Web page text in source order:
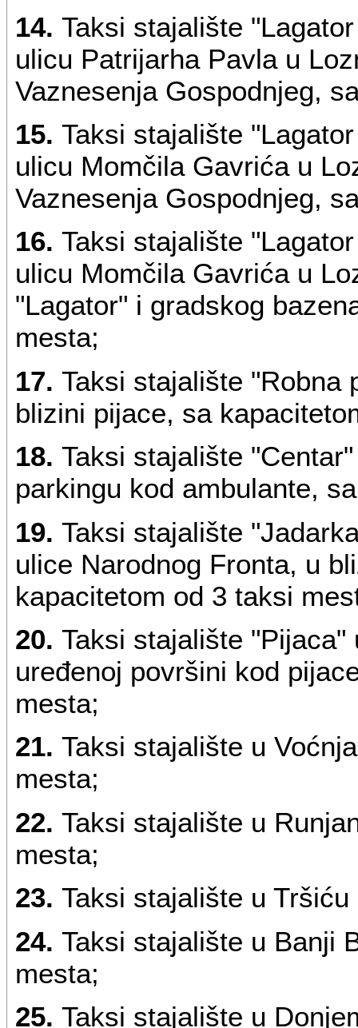
14. Taksi stajalište
ulicu Patrijarha Pavla u
Vaznesenja Gospodnjeg,
15. Taksi stajalište
ulicu Momčila Gavrića u
Vaznesenja Gospodnjeg,
16. Taksi stajalište
ulicu Momčila Gavrića u
"Lagator" i gradskog
mesta;
17. Taksi stajalište "Robna
blizini pijace, sa
18. Taksi stajalište
parkingu kod ambulante,
19. Taksi stajalište
ulice Narodnog Fronta, u
kapacitetom od 3 taksi
20. Taksi stajalište
uređenoj površini kod
mesta;
21. Taksi stajalište u
mesta;
22. Taksi stajalište u
mesta;
23. Taksi stajalište u
24. Taksi stajalište u Banji
mesta;
25. Taksi stajalište u